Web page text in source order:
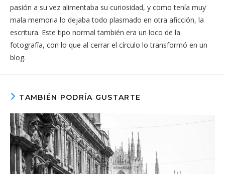
pasión a su vez alimentaba su curiosidad, y como tenía muy
mala memoria lo dejaba todo plasmado en otra aficción, la
escritura. Este tipo normal también era un loco de la
fotografía, con lo que al cerrar el círculo lo transformó en un
blog.
TAMBIÉN PODRÍA GUSTARTE